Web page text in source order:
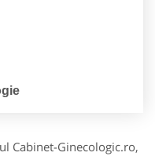
Cabinet-Ginecologic.ro,